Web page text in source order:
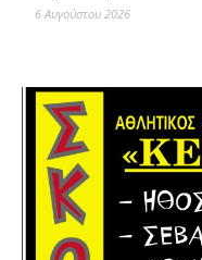
6 Αυγούστου 2026